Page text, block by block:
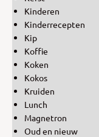
Kinderen
Kinderrecepten
Kip
Koffie
Koken
Kokos
Kruiden
Lunch
Magnetron
Oud en nieuw